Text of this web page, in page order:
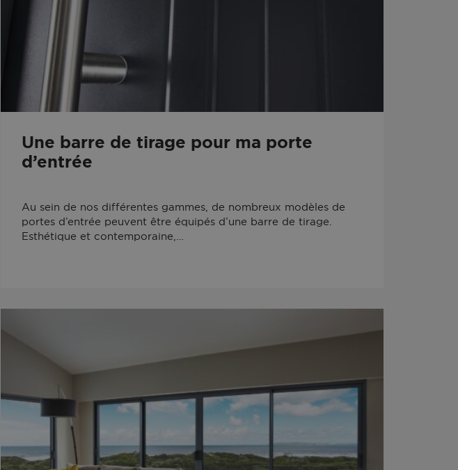
Une barre de tirage pour ma porte
d’entrée
Au sein de nos différentes gammes, de nombreux modèles de
portes d’entrée peuvent être équipés d’une barre de tirage.
Esthétique et contemporaine,…